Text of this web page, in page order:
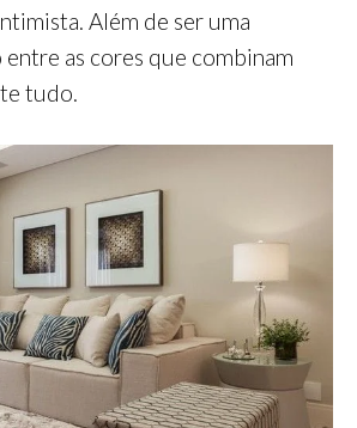
Além de ser uma
entre as cores que combinam
tudo.